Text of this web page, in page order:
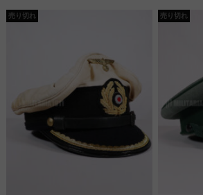
売り切れ 売り切れ